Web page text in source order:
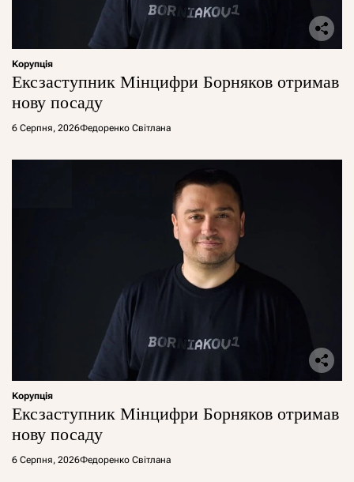
Корупція
Ексзаступник Мінцифри Борняков отримав
нову посаду
6 Серпня, 2026Федоренко Світлана
Корупція
Ексзаступник Мінцифри Борняков отримав
нову посаду
6 Серпня, 2026Федоренко Світлана